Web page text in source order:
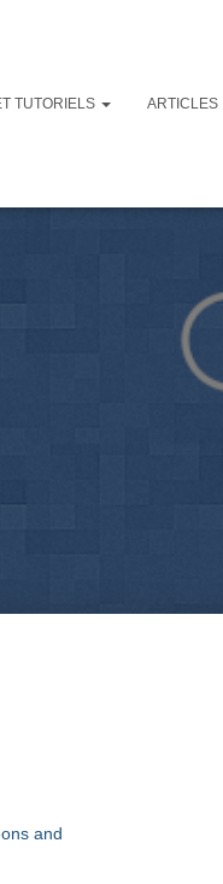
TUTORIELS ARTICLES
and